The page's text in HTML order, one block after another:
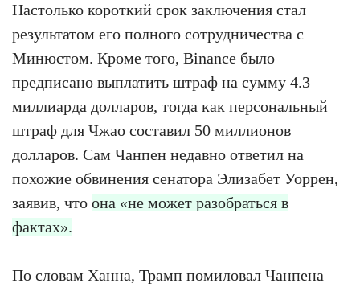
Настолько короткий срок заключения стал
результатом его полного сотрудничества с
Минюстом. Кроме того, Binance было
предписано выплатить штраф на сумму 4.3
миллиарда долларов, тогда как персональный
штраф для Чжао составил 50 миллионов
долларов. Сам Чанпен недавно ответил на
похожие обвинения сенатора Элизабет Уоррен,
заявив, что она «не может разобраться в
фактах».
По словам Ханна, Трамп помиловал Чанпена